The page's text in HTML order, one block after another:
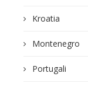
Kroatia
Montenegro
Portugali